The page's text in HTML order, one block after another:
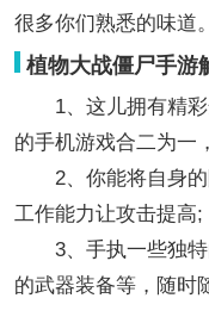
很多你们熟悉的味道。
植物大战僵尸手游
1、这儿拥有精彩
的手机游戏合二为一
2、你能将自身的
工作能力让攻击提高;
3、手执一些独特
的武器装备等，随时